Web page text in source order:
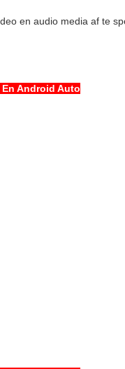
en audio media af te
Android Auto